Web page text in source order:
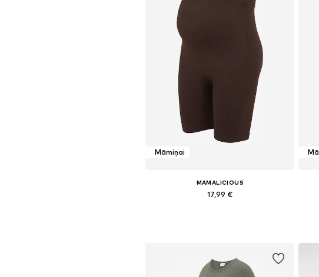
Māmiņai
MAMALICIOUS
17,99 €